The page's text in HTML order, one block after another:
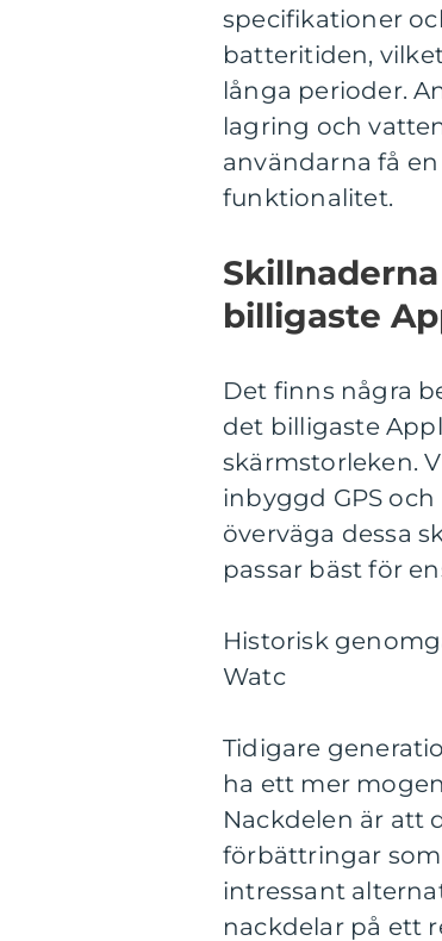
specifikationer
batteritiden,
långa perioder.
lagring och
användarna få
funktionalitet.
billigaste
Det finns några
det billigaste
skärmstorleken.
inbyggd GPS
överväga dessa
passar bäst för
Historisk
Watc
Tidigare
ha ett mer
Nackdelen är att
förbättringar som
intressant
nackdelar på ett